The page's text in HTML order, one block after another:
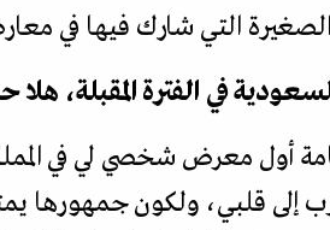
التي شارك فيها في
في الفترة المقبلة،
أول معرض شخصي لي في
إلى قلبي، ولكون جمهورها